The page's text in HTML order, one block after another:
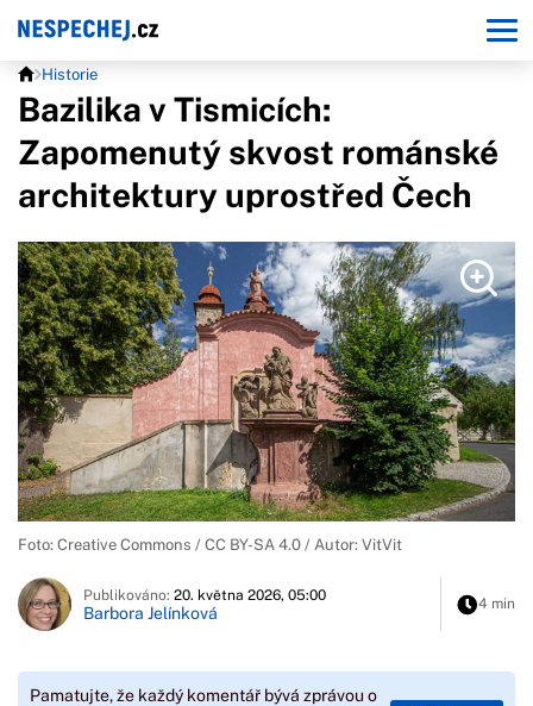
Historie
Bazilika v Tismicích:
Zapomenutý skvost románské
architektury uprostřed Čech
Foto: Creative Commons / CC BY-SA 4.0 / Autor: VitVit
Publikováno: 20. května 2026, 05:00
Barbora Jelínková 4 min
Pamatujte, že každý komentář bývá zprávou o